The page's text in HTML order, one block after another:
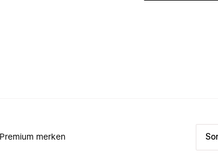
Premium merken